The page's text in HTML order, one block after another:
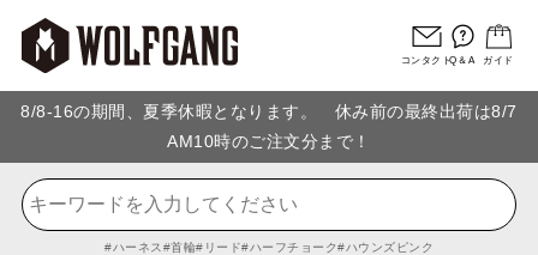
コンタクトQ＆A ガイド
8/8-16の期間、夏季休暇となります。 休み前の最終出荷は8/7
AM10時のご注文分まで！
ハーネス 首輪 リード ハーフチョーク ハウンズピンク